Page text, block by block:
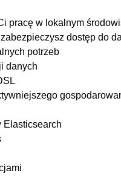
pracę w lokalnym
dostęp do
potrzeb
danych
Elasticsearch